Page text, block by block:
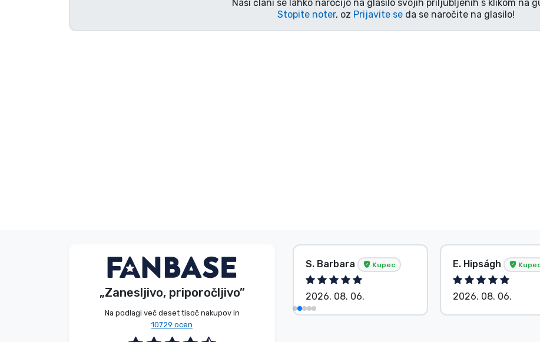
Naši člani se lahko naročijo na glasilo svojih priljubljenih s klikom na
Stopite noter, oz Prijavite seda se naročite na glasilo!
„Zanesljivo, priporočljivo”
Na podlagi več deset tisoč nakupov in
10729 ocen
V. Éva Kupec
2026. 08. 06.
S. Barbara Kupec
2026. 08. 06.
E. Hipságh
2026. 08. 06.
Blagovne znamke